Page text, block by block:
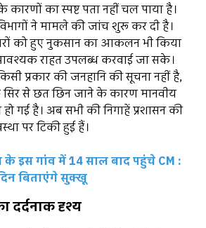
का स्पष्ट पता नहीं चल पाया है।
ने मामले की जांच शुरू कर दी है।
को हुए नुकसान का आकलन भी किया
राहत उपलब्ध करवाई जा सके।
प्रकार की जनहानि की सूचना नहीं है,
सिर से छत छिन जाने के कारण मानवीय
गई है। अब सभी की निगाहें प्रशासन की
पर टिकी हुई हैं।
के इस गांव में 14 साल बाद पहुंचे CM :
बिताएंगे सुक्खू
दर्दनाक दृश्य